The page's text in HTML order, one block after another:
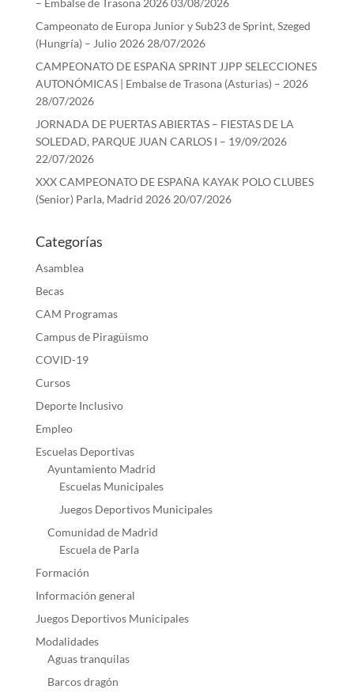
– Embalse de Trasona 202603/08/2026
Campeonato de Europa Junior y Sub23 de Sprint, Szeged
(Hungría) – Julio 2026 28/07/2026
CAMPEONATO DE ESPAÑA SPRINT JJPP SELECCIONES
AUTONÓMICAS | Embalse de Trasona (Asturias) – 2026
28/07/2026
JORNADA DE PUERTAS ABIERTAS – FIESTAS DE LA
SOLEDAD, PARQUE JUAN CARLOS I – 19/09/2026
22/07/2026
XXX CAMPEONATO DE ESPAÑA KAYAK POLO CLUBES
(Senior) Parla, Madrid 2026 20/07/2026
Categorías
Asamblea
Becas
CAM Programas
Campus de Piragüismo
COVID-19
Cursos
Deporte Inclusivo
Empleo
Escuelas Deportivas
Ayuntamiento Madrid
Escuelas Municipales
Juegos Deportivos Municipales
Comunidad de Madrid
Escuela de Parla
Formación
Información general
Juegos Deportivos Municipales
Modalidades
Aguas tranquilas
Barcos dragón